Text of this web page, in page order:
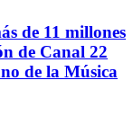
de 11 millones
de Canal 22
de la Música